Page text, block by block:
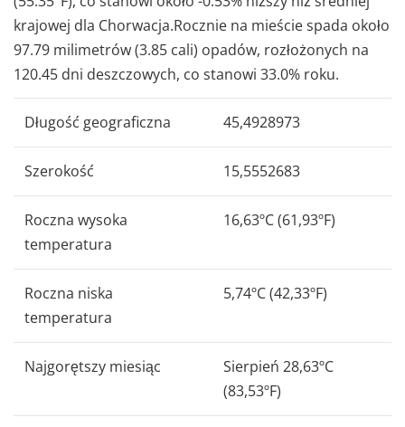
krajowej dla Chorwacja.Rocznie na mieście spada około
97.79 milimetrów (3.85 cali) opadów, rozłożonych na
120.45 dni deszczowych, co stanowi 33.0% roku.
Długość geograficzna 45,4928973
Szerokość 15,5552683
Roczna wysoka
temperatura
16,63ºC (61,93ºF)
Roczna niska
temperatura
5,74ºC (42,33ºF)
Najgorętszy miesiąc
Sierpień 28,63ºC
(83,53ºF)